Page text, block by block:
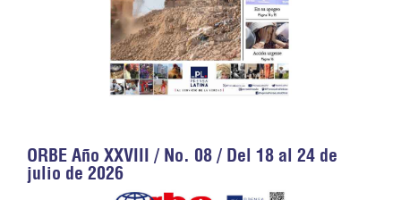
ORBE Año XXVIII / No. 08 / Del 18 al 24 de
julio de 2026